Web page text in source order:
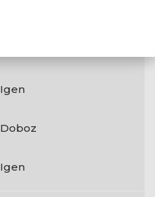
Igen
Doboz
Igen